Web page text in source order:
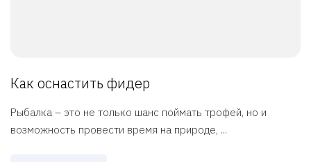
Как оснастить фидер
Рыбалка – это не только шанс поймать трофей, но и
возможность провести время на природе, ...